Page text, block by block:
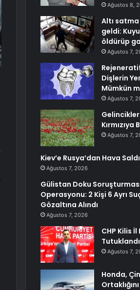
Ağustos 8,
Altı
geldi:
öldürüp
Ağustos 7,
Dişlerin
Mümkün
Ağustos 7,
Kırmızıya
Ağustos 7,
Kiev’e Rusya’dan Hava
Ağustos 7, 2026
Gülistan Doku
Operasyonu: 2 Kişi 6 Ayrı
Gözaltına Alındı
Ağustos 7, 2026
CHP Kilis İl
Tutuklandı
Ağustos 7,
Honda,